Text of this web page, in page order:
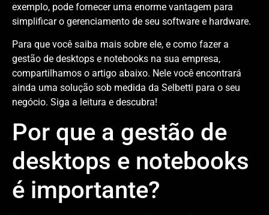
exemplo, pode fornecer uma enorme vantagem para
simplificar o gerenciamento de seu software e hardware.
Para que você saiba mais sobre ele, e como fazer a
gestão de desktops e notebooks na sua empresa,
compartilhamos o artigo abaixo. Nele você encontrará
ainda uma solução sob medida da Selbetti para o seu
negócio. Siga a leitura e descubra!
Por que a gestão de
desktops e notebooks
é importante?